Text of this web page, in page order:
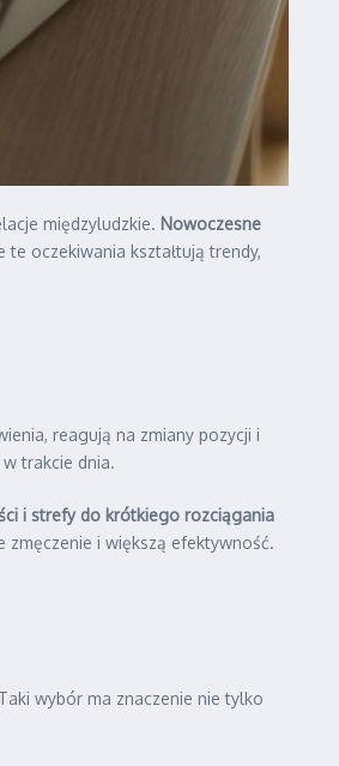
międzyludzkie. Nowoczesne
oczekiwania kształtują trendy,
reagują na zmiany pozycji i
trakcie dnia.
i strefy do krótkiego rozciągania
zmęczenie i większą efektywność.
wybór ma znaczenie nie tylko